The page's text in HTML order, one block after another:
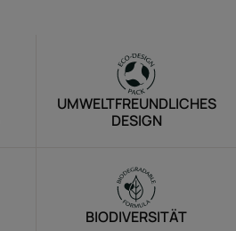
UMWELTFREUNDLICHES
DESIGN
BIODIVERSITÄT